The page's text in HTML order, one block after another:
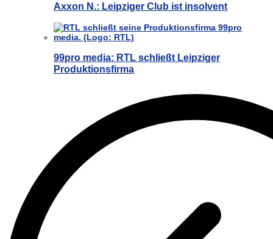
Axxon N.: Leipziger Club ist insolvent
99pro media: RTL schließt Leipziger
Produktionsfirma